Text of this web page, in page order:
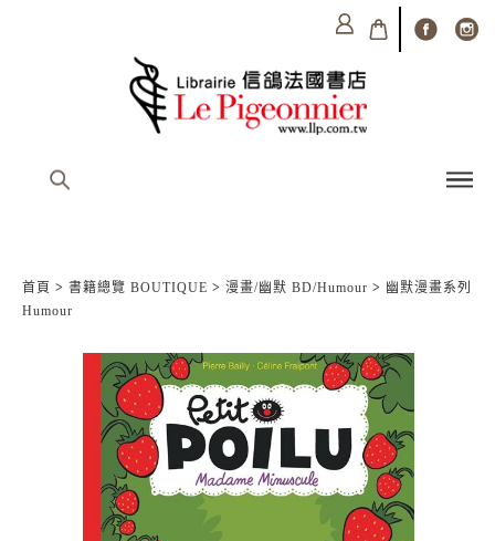
首頁 > 書籍總覽 BOUTIQUE > 漫畫/幽默 BD/Humour > 幽默漫畫系列
Humour